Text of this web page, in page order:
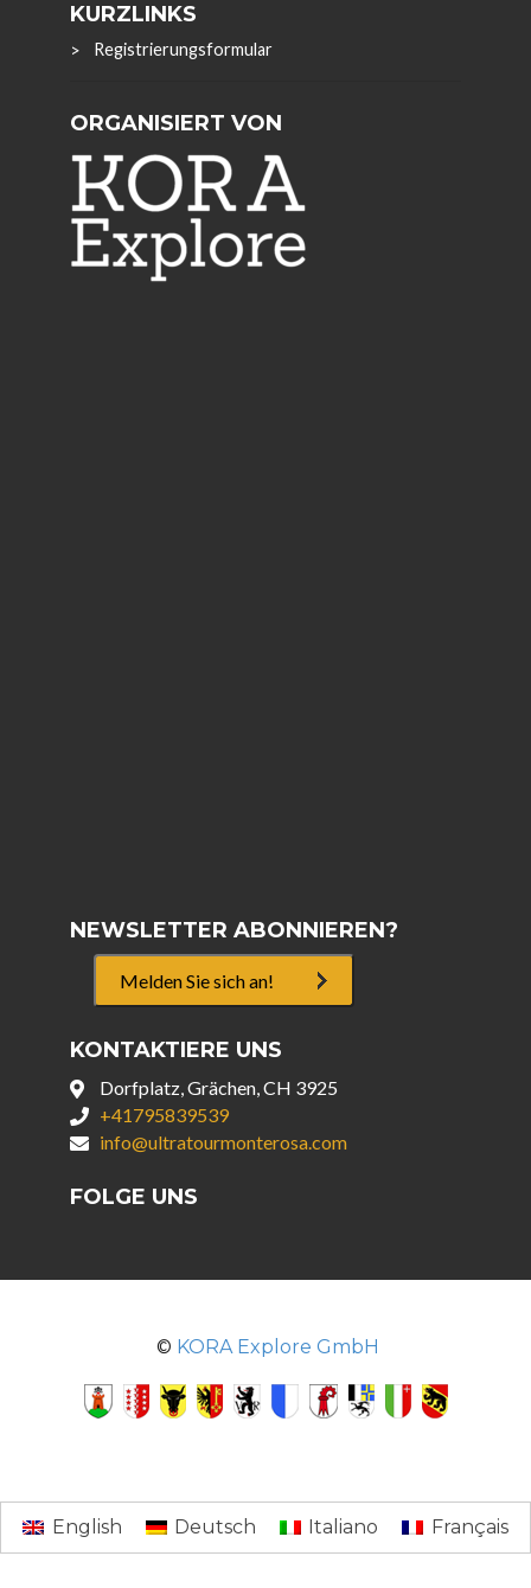
KURZLINKS
Registrierungsformular
ORGANISIERT VON
NEWSLETTER ABONNIEREN?
Melden Sie sich an!
KONTAKTIERE UNS
Dorfplatz, Grächen, CH 3925
+41795839539
info@ultratourmonterosa.com
FOLGE UNS
© KORA Explore GmbH
English Deutsch Italiano Français